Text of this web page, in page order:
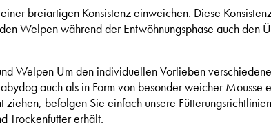
breiartigen Konsistenz einweichen. Diese
Welpen während der Entwöhnungsphase auch den
Welpen Um den individuellen Vorlieben
auch als in Form von besonder weicher Mousse
befolgen Sie einfach unsere
Trockenfutter erhält.